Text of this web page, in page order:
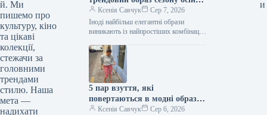
й. Ми
пишемо про
культуру, кіно
та цікаві
колекції,
стежачи за
головними
трендами
стилю. Наша
мета —
надихати
2026 включає лише три
елементи.
Ксенія Савчук
Сер 7, 2026
Іноді найбільш елегантні образи
виникають із найпростіших комбінацій.
підборах – одна з тих…
5 пар взуття, які
повертаються в модні образи
з приходом осені
Ксенія Савчук Сер 6, 2026
и